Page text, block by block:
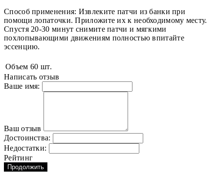
Способ применения: Извлеките патчи из банки при
помощи лопаточки. Приложите их к необходимому месту.
Спустя 20-30 минут снимите патчи и мягкими
похлопывающими движениям полностью впитайте
эссенцию.
Объем 60 шт.
Написать отзыв
Ваше имя:
Ваш отзыв
Достоинства:
Недостатки:
Рейтинг
Продолжить